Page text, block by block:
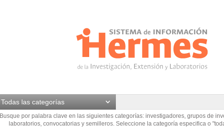
Todas las categorías
Busque por palabra clave en las siguientes categorías: investigadores, grupos de
laboratorios, convocatorias y semilleros. Seleccione la categoría especifica o